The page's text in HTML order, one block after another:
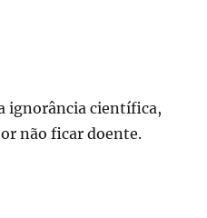
ignorância científica,
não ficar doente.